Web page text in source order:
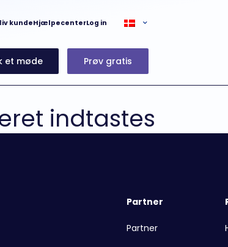
et møde Prøv gratis
kundeHjælpecenterLog in
indtastes
Partner
Partner